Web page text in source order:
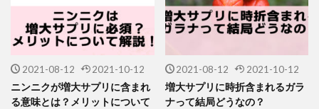
2021-08-12 2021-10-12
ニンニクが増大サプリに含まれ
る意味とは？メリットについて
2021-08-12 2021-10-12
増大サプリに時折含まれるガラ
ナって結局どうなの？